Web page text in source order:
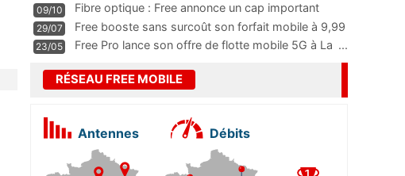
09/10
Fibre optique : Free annonce un cap important
pass
...
29/07
Free booste sans surcoût son forfait mobile à 9,99
23/05 Free Pro lance son offre de flotte mobile 5G à La ...
RÉSEAU FREE MOBILE
Antennes Débits